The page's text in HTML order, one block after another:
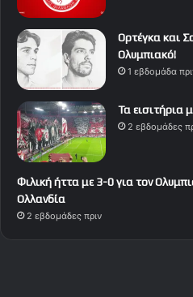
Ορτέγκα και
Ολυμπιακό!
1 εβδομάδα
Τα εισιτήρια
2 εβδομάδες
Φιλική ήττα με 3-0 για τον
Ολλανδία
2 εβδομάδες πριν